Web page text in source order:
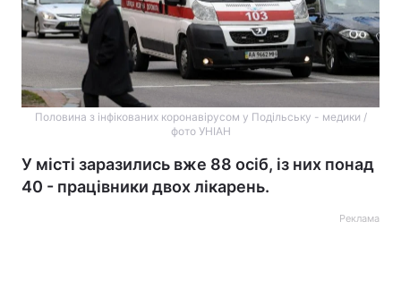
Половина з інфікованих коронавірусом у Подільську - медики /
фото УНІАН
У місті заразились вже 88 осіб, із них понад
40 - працівники двох лікарень.
Реклама